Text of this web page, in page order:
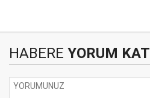
HABERE YORUM KAT